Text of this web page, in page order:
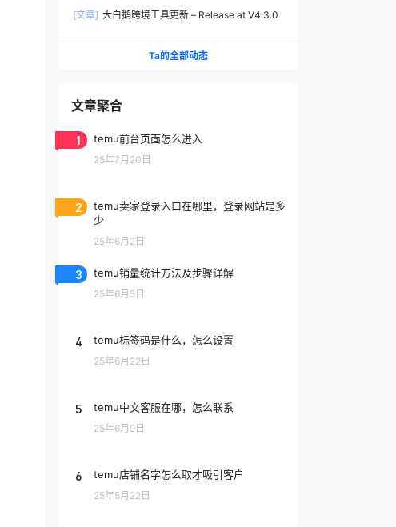
[文章] 大白鹅跨境工具更新 – Release at V4.3.0
Ta的全部动态
文章聚合
1 temu前台页面怎么进入
25年7月20日
2
temu卖家登录入口在哪里，登录网站是多
少
25年6月2日
3 temu销量统计方法及步骤详解
25年6月5日
4 temu标签码是什么，怎么设置
25年6月22日
5 temu中文客服在哪，怎么联系
25年6月9日
6 temu店铺名字怎么取才吸引客户
25年5月22日